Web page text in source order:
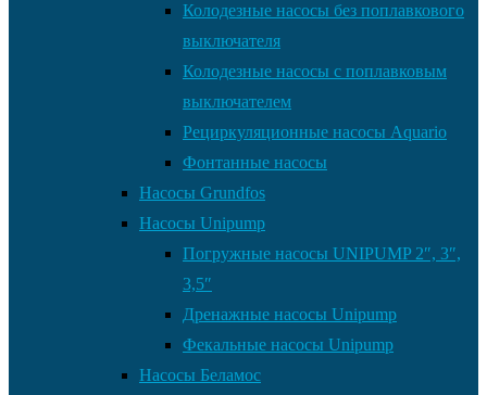
Колодезные насосы без поплавкового
выключателя
Колодезные насосы с поплавковым
выключателем
Рециркуляционные насосы Aquario
Фонтанные насосы
Насосы Grundfos
Насосы Unipump
Погружные насосы UNIPUMP 2″, 3″,
3,5″
Дренажные насосы Unipump
Фекальные насосы Unipump
Насосы Беламос